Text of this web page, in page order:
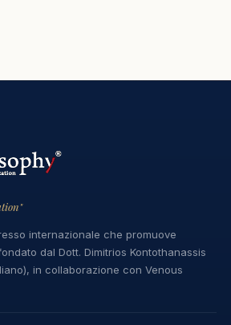
internazionale che promuove
dal Dott. Dimitrios Kontothanassis
in collaborazione con Venous